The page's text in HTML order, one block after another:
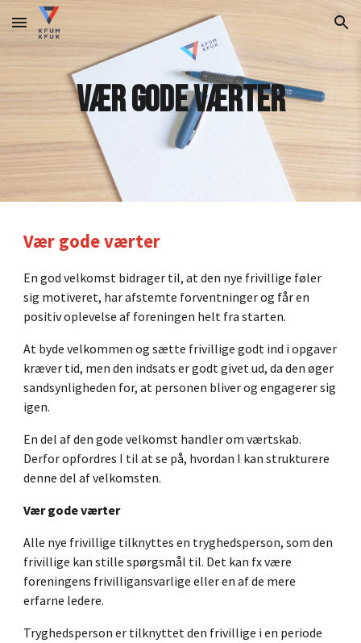
Skip to main content Skip to navigation
Vær gode værter
Vær gode værter
En god velkomst bidrager til, at den nye frivillige føler
sig motiveret, har afstemte forventninger og får en
positiv oplevelse af foreningen helt fra starten.
At byde velkommen og sætte frivillige godt ind i opgaver
kræver tid, men den indsats er godt givet ud, da den øger
sandsynligheden for, at personen bliver og engagerer sig
igen.
En del af den gode velkomst handler om værtskab.
Derfor opfordres I til at se på, hvordan I kan strukturere
denne del af velkomsten.
Vær gode værter
Alle nye frivillige tilknyttes en tryghedsperson, som den
frivillige kan stille spørgsmål til. Det kan fx være
foreningens frivilligansvarlige eller en af de mere
erfarne ledere.
Tryghedsperson er tilknyttet den frivillige i en periode